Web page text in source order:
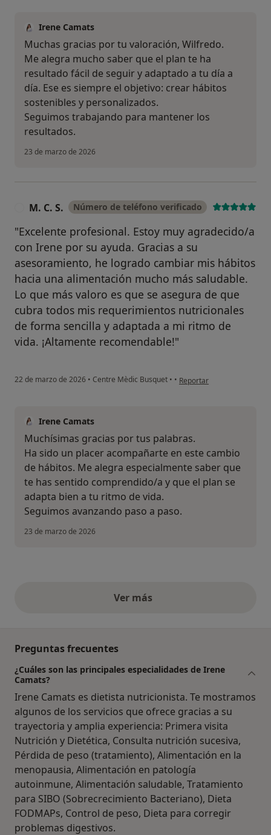
Irene Camats
Muchas gracias por tu valoración, Wilfredo.
Me alegra mucho saber que el plan te ha
resultado fácil de seguir y adaptado a tu día a
día. Ese es siempre el objetivo: crear hábitos
sostenibles y personalizados.
Seguimos trabajando para mantener los
resultados.
23 de marzo de 2026
M. C. S. Número de teléfono verificado
​"Excelente profesional. Estoy muy agradecido/a
con Irene por su ayuda. Gracias a su
asesoramiento, he logrado cambiar mis hábitos
hacia una alimentación mucho más saludable.
Lo que más valoro es que se asegura de que
cubra todos mis requerimientos nutricionales
de forma sencilla y adaptada a mi ritmo de
vida. ¡Altamente recomendable!"
22 de marzo de 2026 • Centre Mèdic Busquet • • en opinión del usuario M.
Reportar
Irene Camats
Muchísimas gracias por tus palabras.
Ha sido un placer acompañarte en este cambio
de hábitos. Me alegra especialmente saber que
te has sentido comprendido/a y que el plan se
adapta bien a tu ritmo de vida.
Seguimos avanzando paso a paso.
23 de marzo de 2026
Ver másopiniones anteriores
Preguntas frecuentes
¿Cuáles son las principales especialidades de Irene
Camats?
Irene Camats es dietista nutricionista. Te mostramos
algunos de los servicios que ofrece gracias a su
trayectoria y amplia experiencia: Primera visita
Nutrición y Dietética, Consulta nutrición sucesiva,
Pérdida de peso (tratamiento), Alimentación en la
menopausia, Alimentación en patología
autoinmune, Alimentación saludable, Tratamiento
para SIBO (Sobrecrecimiento Bacteriano), Dieta
FODMAPs, Control de peso, Dieta para corregir
problemas digestivos.